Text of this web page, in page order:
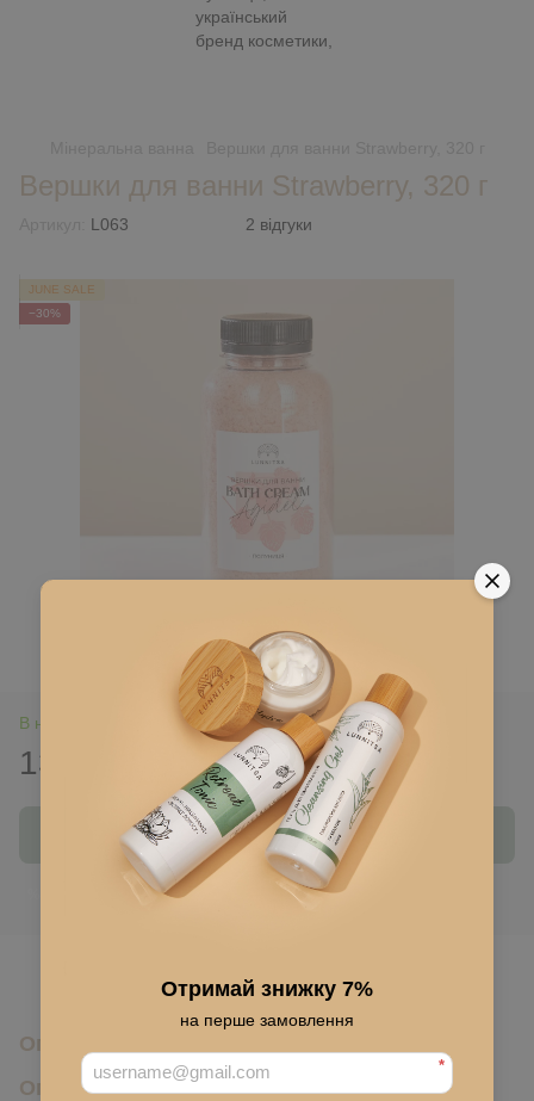
Отримай знижку 7%
на перше замовлення
*
Вершки для ванни Strawberry, 320 г
L063 2 відгуки
JUNE SALE
−30%
В наявності
130 грн 185 грн
Купити
для відображення накопичувальної знижки
Опис
Опис